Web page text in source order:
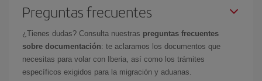
Preguntas frecuentes
¿Tienes dudas? Consulta nuestras preguntas frecuentes
sobre documentación: te aclaramos los documentos que
necesitas para volar con Iberia, así como los trámites
específicos exigidos para la migración y aduanas.